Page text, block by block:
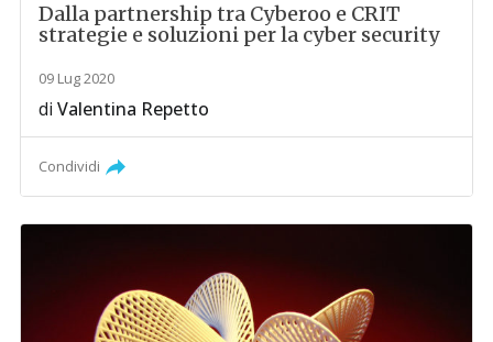
Dalla partnership tra Cyberoo e CRIT
strategie e soluzioni per la cyber security
09 Lug 2020
diValentina Repetto
Condividi